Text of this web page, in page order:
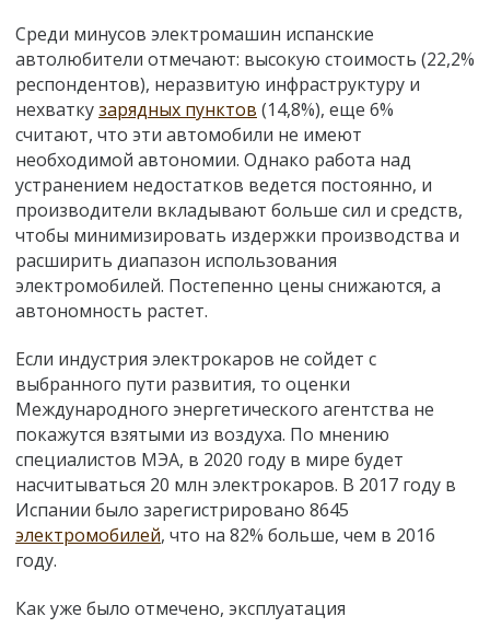
Среди минусов электромашин испанские
автолюбители отмечают: высокую стоимость (22,2%
респондентов), неразвитую инфраструктуру и
нехваткузарядных пунктов (14,8%), еще 6%
считают, что эти автомобили не имеют
необходимой автономии. Однако работа над
устранением недостатков ведется постоянно, и
производители вкладывают больше сил и средств,
чтобы минимизировать издержки производства и
расширить диапазон использования
электромобилей. Постепенно цены снижаются, а
автономность растет.
Если индустрия электрокаров не сойдет с
выбранного пути развития, то оценки
Международного энергетического агентства не
покажутся взятыми из воздуха. По мнению
специалистов МЭА, в 2020 году в мире будет
насчитываться 20 млн электрокаров. В 2017 году в
Испании было зарегистрировано 8645
электромобилей, что на 82% больше, чем в 2016
году.
Как уже было отмечено, эксплуатация